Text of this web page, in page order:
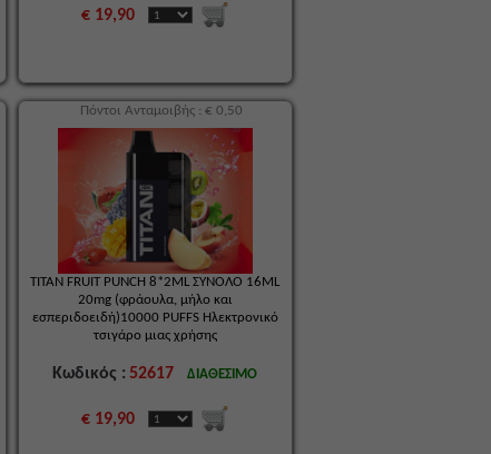
€ 19,90
TITAN FRUIT PUNCH 8*2ML ΣΥΝΟΛΟ 16ML
20mg (φράουλα, μήλο και
εσπεριδοειδή)10000 PUFFS Ηλεκτρονικό
τσιγάρο μιας χρήσης
Κωδικός : 52617 ΔΙΑΘΕΣΙΜΟ
€ 19,90
Πόντοι Ανταμοιβής : € 0,50